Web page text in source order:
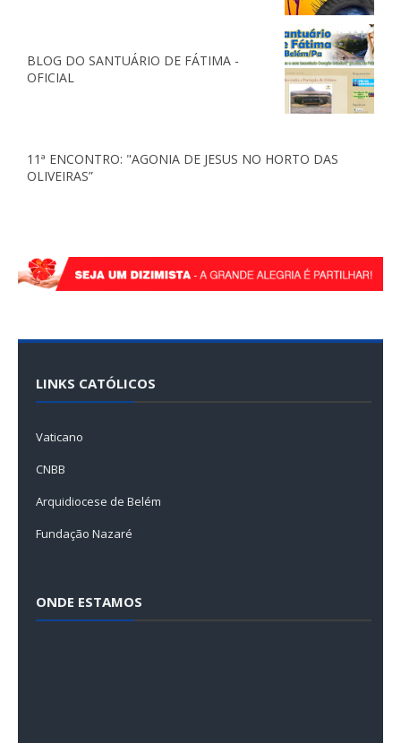
BLOG DO SANTUÁRIO DE FÁTIMA -
OFICIAL
11ª ENCONTRO: "AGONIA DE JESUS NO HORTO DAS
OLIVEIRAS”
LINKS CATÓLICOS
Vaticano
CNBB
Arquidiocese de Belém
Fundação Nazaré
ONDE ESTAMOS